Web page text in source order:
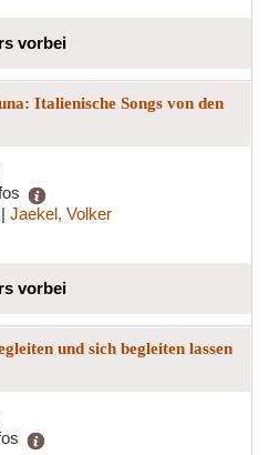
vorbei
Italienische Songs von den
| Jaekel, Volker
vorbei
und sich begleiten lassen